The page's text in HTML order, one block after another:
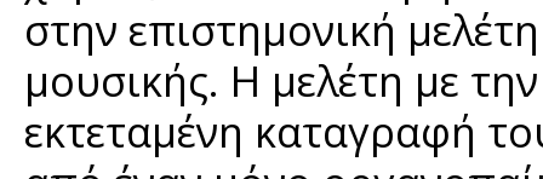
στην επιστημονική
μουσικής. Η μελέτη με
εκτεταμένη καταγραφή